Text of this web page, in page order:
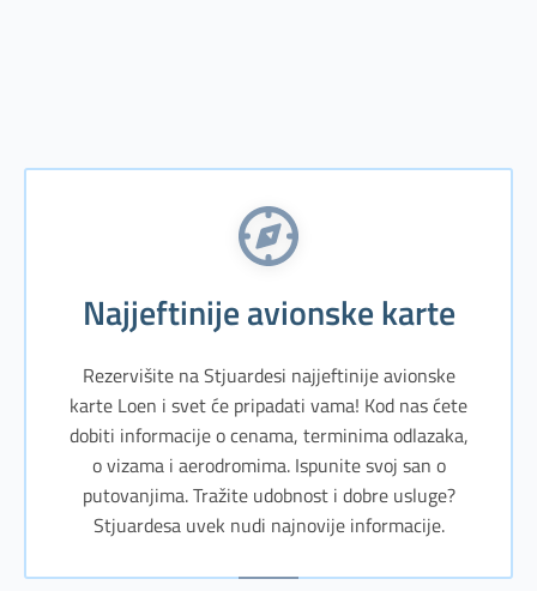
Najjeftinije avionske karte
Rezervišite na Stjuardesi najjeftinije avionske
karte Loen i svet će pripadati vama! Kod nas ćete
dobiti informacije o cenama, terminima odlazaka,
o vizama i aerodromima. Ispunite svoj san o
putovanjima. Tražite udobnost i dobre usluge?
Stjuardesa uvek nudi najnovije informacije.